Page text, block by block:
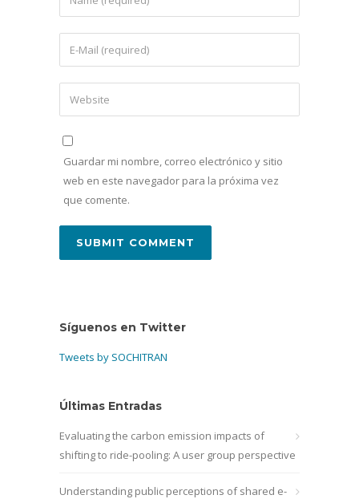
Guardar mi nombre, correo electrónico y sitio
web en este navegador para la próxima vez
que comente.
Síguenos en Twitter
Tweets by SOCHITRAN
Últimas Entradas
Evaluating the carbon emission impacts of
shifting to ride-pooling: A user group perspective
Understanding public perceptions of shared e-